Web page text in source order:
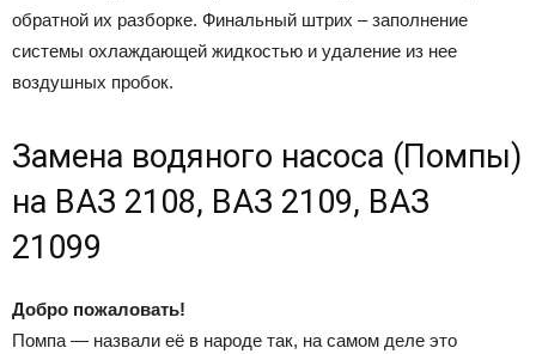
обратной их разборке. Финальный штрих – заполнение
системы охлаждающей жидкостью и удаление из нее
воздушных пробок.
Замена водяного насоса (Помпы)
на ВАЗ 2108, ВАЗ 2109, ВАЗ
21099
Добро пожаловать!
Помпа — назвали её в народе так, на самом деле это